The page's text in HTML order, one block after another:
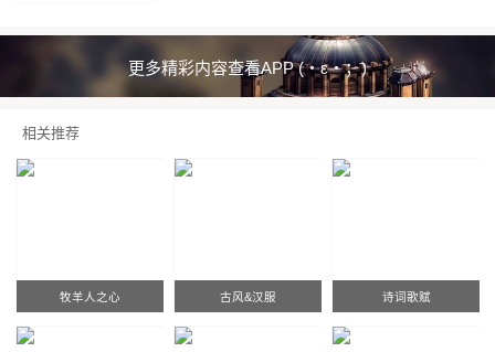
了动画销量的行情，根据5月17日的日亚榜
界生活》已经排名第二位，仅次于《甲铁城
给我们同样的冲击呢？
更多精彩内容查看APP (・ε・；)
相关推荐
牧羊人之心 古风&汉服 诗词歌赋